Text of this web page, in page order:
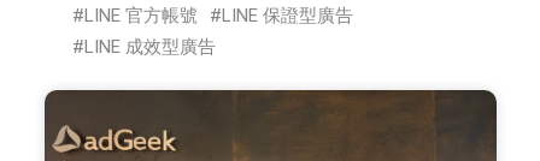
LINE 官方帳號
LINE 保證型廣告
LINE 成效型廣告